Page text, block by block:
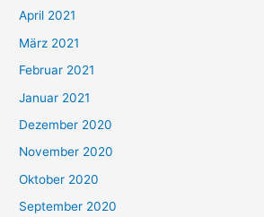
:
April 2021
März 2021
Februar 2021
Januar 2021
Dezember 2020
November 2020
Oktober 2020
September 2020